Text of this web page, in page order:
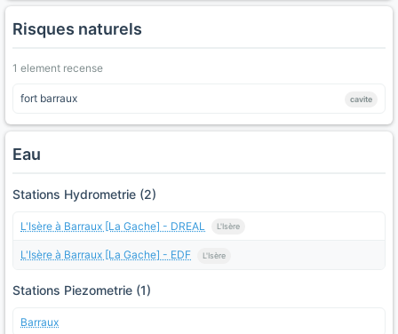
Risques naturels
1 element recense
fort barraux cavite
Eau
Stations Hydrometrie (2)
L'Isère à Barraux [La Gache] - DREAL L'Isère
L'Isère à Barraux [La Gache] - EDF L'Isère
Stations Piezometrie (1)
Barraux